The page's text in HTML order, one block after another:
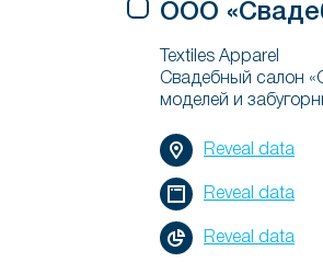
ООО
Textiles Apparel
Свадебный салон
моделей и
Reveal data
Reveal data
Reveal data